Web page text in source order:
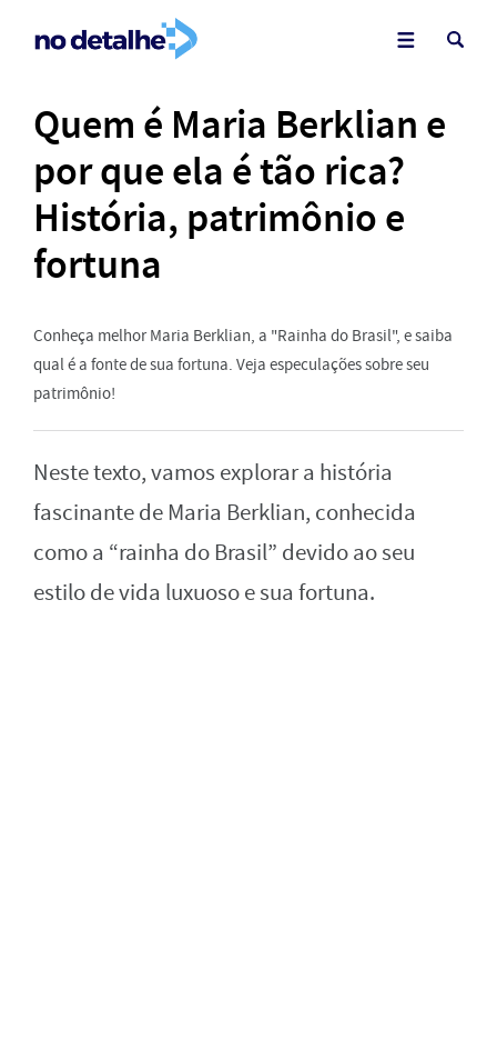
Quem é Maria Berklian e
por que ela é tão rica?
História, patrimônio e
fortuna
Conheça melhor Maria Berklian, a "Rainha do Brasil", e saiba
qual é a fonte de sua fortuna. Veja especulações sobre seu
patrimônio!
Neste texto, vamos explorar a história
fascinante de Maria Berklian, conhecida
como a “rainha do Brasil” devido ao seu
estilo de vida luxuoso e sua fortuna.